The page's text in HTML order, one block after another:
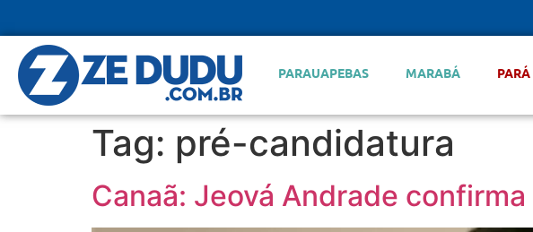
PARAUAPEBAS MARABÁ PARÁ
Tag: pré-candidatura
Canaã: Jeová Andrade